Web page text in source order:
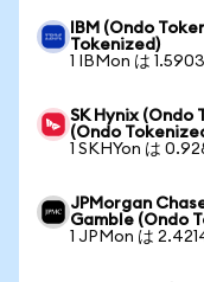
IBM (Ondo
Tokenized)
1 IBMon は
SK Hynix (Ondo
(Ondo
1 SKHYon は
JPMorgan
Gamble (Ondo
1 JPMon は